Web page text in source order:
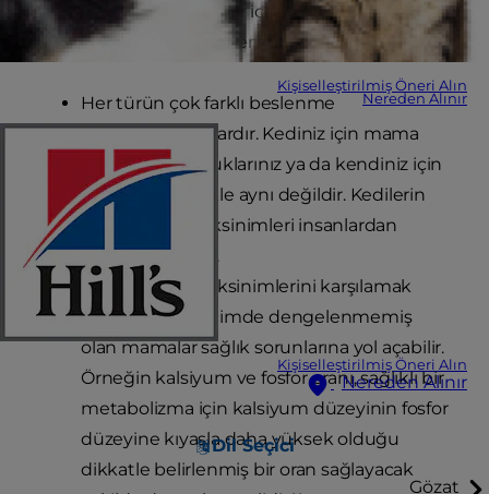
Kişiselleştirilmiş Öneri Alın
Nereden Alınır
Kişiselleştirilmiş Öneri Alın
Nereden Alınır
Dil Seçici
Gözat
fazlasının, evcil hayvanlar için dengeli beslenme
sağlamadığı ve eksiklikleri olduğu saptanmıştır.
*
Her türün çok farklı beslenme
gereksinimleri vardır. Kediniz için mama
hazırlamak, çocuklarınız ya da kendiniz için
yemek pişirmekle aynı değildir. Kedilerin
beslenme gereksinimleri insanlardan
oldukça farklıdır.
Bir kedinin gereksinimlerini karşılamak
üzere uygun biçimde dengelenmemiş
olan mamalar sağlık sorunlarına yol açabilir.
Örneğin kalsiyum ve fosfor oranı, sağlıklı bir
metabolizma için kalsiyum düzeyinin fosfor
düzeyine kıyasla daha yüksek olduğu
dikkatle belirlenmiş bir oran sağlayacak